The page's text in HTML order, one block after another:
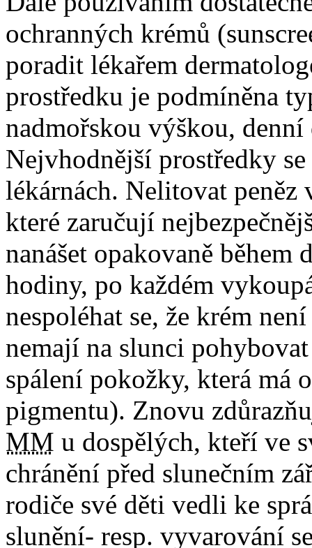
ochranných krémů
poradit lékařem
prostředku je podmíněna
nadmořskou výškou,
Nejvhodnější prostředky
lékárnách. Nelitovat
které zaručují
nanášet opakovaně během
hodiny, po každém
nespoléhat se, že krém
nemají na slunci
spálení pokožky, která má
pigmentu). Znovu
MM u dospělých, kteří ve
chránění před slunečním
rodiče své děti vedli ke
slunění- resp. vyvarování